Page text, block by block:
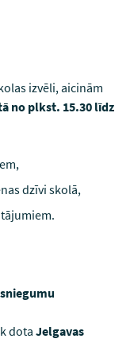
izvēli, aicinām
no plkst. 15.30 līdz
dzīvi skolā,
dota Jelgavas